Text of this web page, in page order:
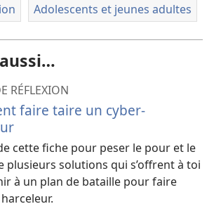
Adolescents et jeunes adultes
RÉFLEXION
faire taire un cyber-
cette fiche pour peser le pour et le
plusieurs solutions qui s’offrent à toi
à un plan de bataille pour faire